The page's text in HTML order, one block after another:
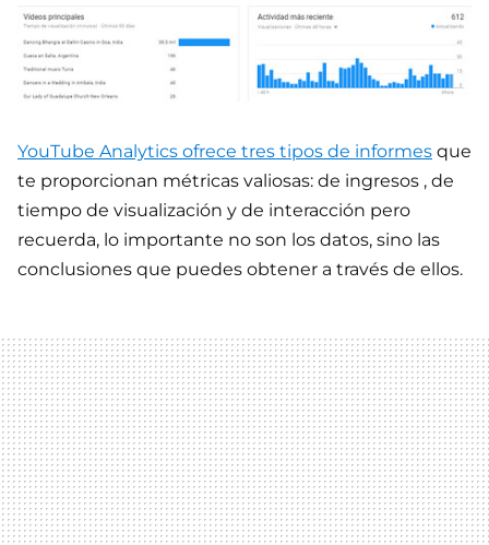
YouTube Analytics ofrece tres tipos de informes que
te proporcionan métricas valiosas: de ingresos , de
tiempo de visualización y de interacción pero
recuerda, lo importante no son los datos, sino las
conclusiones que puedes obtener a través de ellos.